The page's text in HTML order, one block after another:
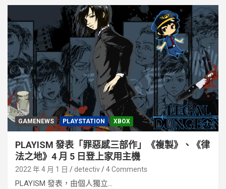
GAMENEWS PLAYSTATION XBOX
PLAYISM 發表「罪惡感三部作」《複製》、《律
法之地》4 月 5 日登上家用主機
2022 年 4 月 1 日 detectiv 4 Comments
PLAYISM 發表，由個人獨立...